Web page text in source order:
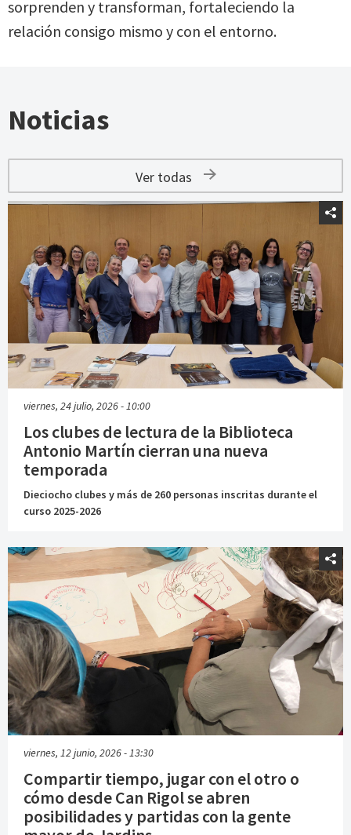
sorprenden y transforman, fortaleciendo la
relación consigo mismo y con el entorno.
Noticias
Ver todas
viernes, 24 julio, 2026 - 10:00
Los clubes de lectura de la Biblioteca
Antonio Martín cierran una nueva
temporada
Dieciocho clubes y más de 260 personas inscritas durante el
curso 2025-2026
viernes, 12 junio, 2026 - 13:30
Compartir tiempo, jugar con el otro o
cómo desde Can Rigol se abren
posibilidades y partidas con la gente